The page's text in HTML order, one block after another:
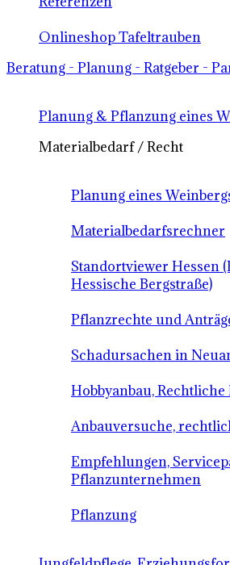
Onlineshop Tafeltrauben
Beratung - Planung - Ratgeber -
Planung & Pflanzung eines
Materialbedarf / Recht
Planung eines
Materialbedarfsrechner
Standortviewer Hessen
Hessische Bergstraße)
Pflanzrechte und
Schadursachen in
Hobbyanbau, Rechtliche
Anbauversuche,
Empfehlungen,
Pflanzunternehmen
Pflanzung